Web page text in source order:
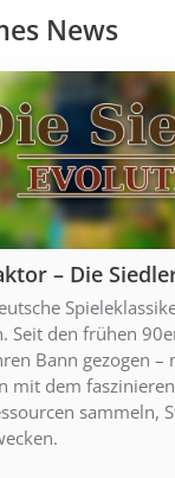
News
– Die
Seit den frühen
Bann gezogen
mit dem
sammeln,